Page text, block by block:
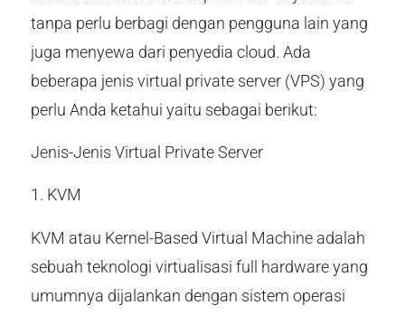
tanpa perlu berbagi dengan pengguna lain yang
juga menyewa dari penyedia cloud. Ada
beberapa jenis virtual private server (VPS) yang
perlu Anda ketahui yaitu sebagai berikut:
Jenis-Jenis Virtual Private Server
1. KVM
KVM atau Kernel-Based Virtual Machine adalah
sebuah teknologi virtualisasi full hardware yang
umumnya dijalankan dengan sistem operasi